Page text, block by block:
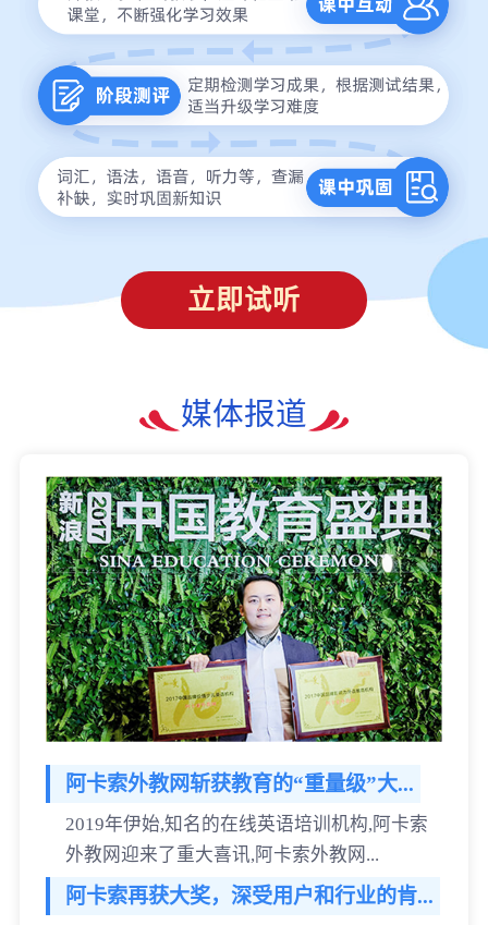
立即试听
媒体报道
阿卡索外教网斩获教育的“重量级”大...
2019年伊始,知名的在线英语培训机构,阿卡索
外教网迎来了重大喜讯,阿卡索外教网...
阿卡索再获大奖，深受用户和行业的肯...